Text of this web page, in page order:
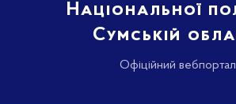
Національної
Сумській
Офіційний вебпортал